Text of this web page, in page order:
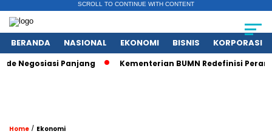
SCROLL TO CONTINUE WITH CONTENT
BERANDA NASIONAL EKONOMI BISNIS KORPORASI
Panjang Kementerian BUMN Redefinisi Peran
Home / Ekonomi